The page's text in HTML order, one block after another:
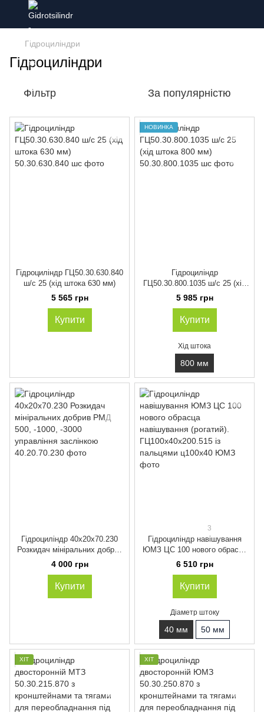
Гідроциліндри
Гідроциліндри
Фільтр За популярністю
Гідроциліндр ГЦ50.30.630.840
ш/с 25 (хід штока 630 мм)
5 565 грн
Купити
НОВИНКА
Гідроциліндр
ГЦ50.30.800.1035 ш/с 25 (хід
штока 800 мм)
5 985 грн
Купити
Хід штока
800 мм
Гідроциліндр 40х20х70.230
Розкидач мініральних добрив
РМД 500, -1000, -3000
управління заслінкою
4 000 грн
Купити
3
Гідроциліндр навішування
ЮМЗ ЦС 100 нового обрасца
навішування (рогатий).
ГЦ100х40х200.515 із
пальцями
6 510 грн
Купити
Діаметр штоку
40 мм 50 мм
ХІТ ХІТ